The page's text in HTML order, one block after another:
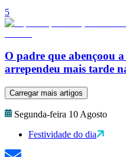
5
O padre que abençoou
arrependeu mais tarde
Carregar mais artigos
Segunda-feira 10 Agosto
Festividade do dia